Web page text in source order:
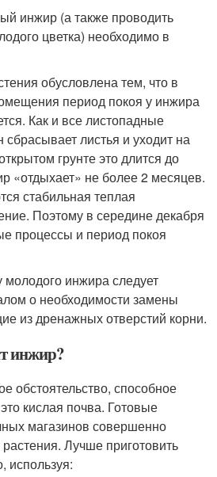
инжир (а также проводить
цветка) необходимо в
обусловлена тем, что в
период покоя у инжира
Как и все листопадные
сбрасывает листья и уходит на
грунте это длится до
«отдыхает» не более 2 месяцев.
стабильная теплая
Поэтому в середине декабря
процессы и период покоя
инжира следует
о необходимости замены
из дренажных отверстий корни.
инжир?
обстоятельство, способное
кислая почва. Готовые
магазинов совершенно
Лучше приготовить
используя: